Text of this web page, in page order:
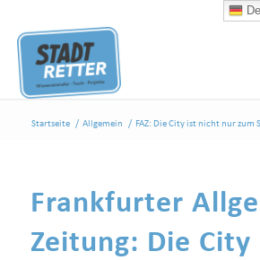
Startseite / Allgemein / FAZ: Die City ist nicht nur zum
Frankfurter
Zeitung: Die